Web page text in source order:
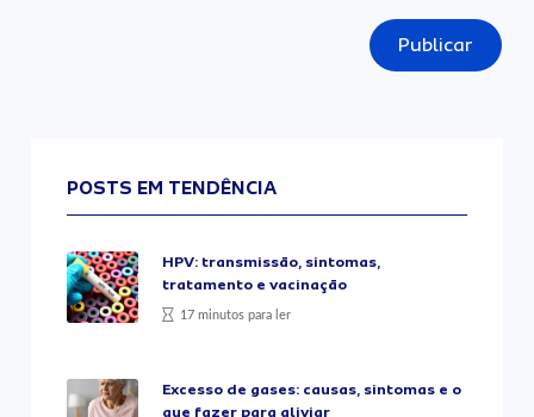
Publicar
POSTS EM TENDÊNCIA
HPV: transmissão, sintomas,
tratamento e vacinação
17 minutos para ler
Excesso de gases: causas, sintomas e o
que fazer para aliviar